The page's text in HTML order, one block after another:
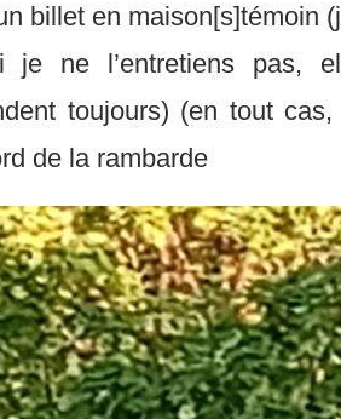
billet en maison[s]témoin
je ne l’entretiens pas,
toujours) (en tout
de la rambarde